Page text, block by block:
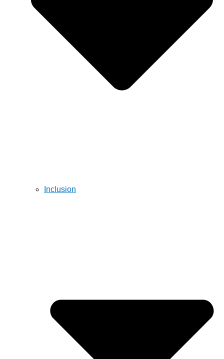
Inclusion